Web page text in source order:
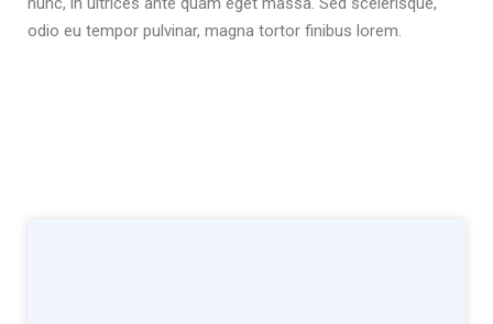
odio eu tempor pulvinar, magna tortor finibus lorem.